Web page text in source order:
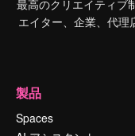
最高のクリエイティブ
エイター、企業、代理
製品
Spaces